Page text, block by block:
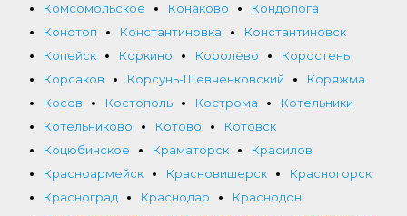
Комсомольское
Конаково
Кондопога
Конотоп
Константиновка
Константиновск
Копейск
Коркино Королёво
Коростень
Корсаков
Корсунь-Шевченковский
Коряжма
Косов
Костополь Кострома
Котельники
Котельниково
Котово
Котовск
Коцюбинское
Краматорск
Красилов
Красноармейск
Красновишерск
Красногорск
Красноград
Краснодар
Краснодон